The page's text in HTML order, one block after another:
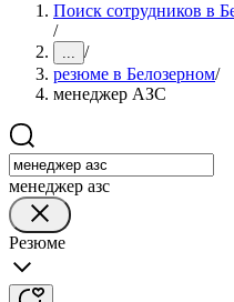
Поиск сотрудников в
/
... /
резюме в Белозерном/
менеджер АЗС
менеджер азс
Резюме